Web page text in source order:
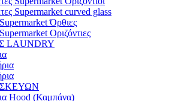
Supermarket curved glass
Supermarket Όρθιες
Οριζόντιες
LAUNDRY
Hood (Καμπάνα)